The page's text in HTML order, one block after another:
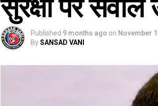
Published 9 months ago on November
BySANSAD VANI